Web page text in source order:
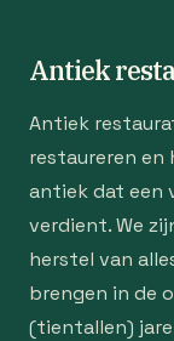
Antiek
Antiek
restaureren
antiek dat een
verdient. We
herstel van
brengen in de
(tientallen)